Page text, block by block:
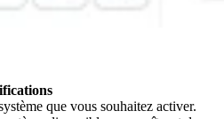
que vous souhaitez activer.